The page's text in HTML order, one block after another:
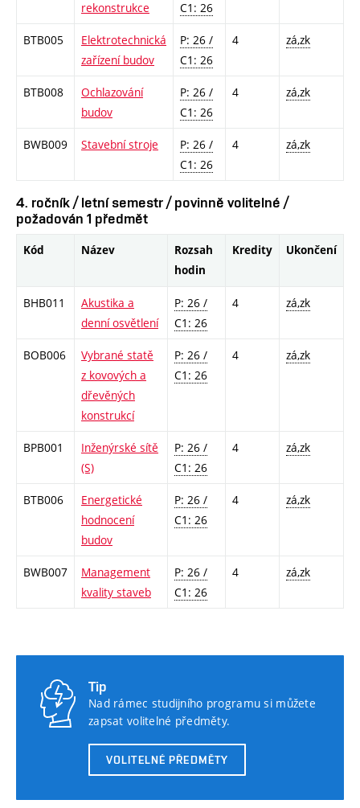
rekonstrukce
C1: 26
BTB005
Elektrotechnická
zařízení budov
P: 26 /
C1: 26
4 zá,zk
BTB008
Ochlazování
budov
P: 26 /
C1: 26
4 zá,zk
BWB009 Stavební stroje
P: 26 /
C1: 26
4 zá,zk
4. ročník / letní semestr / povinně volitelné /
požadován 1 předmět
Kód Název
Rozsah
hodin
Kredity Ukončení
BHB011
Akustika a
denní osvětlení
P: 26 /
C1: 26
4 zá,zk
BOB006
Vybrané statě
z kovových a
dřevěných
konstrukcí
P: 26 /
C1: 26
4 zá,zk
BPB001
Inženýrské sítě
(S)
P: 26 /
C1: 26
4 zá,zk
BTB006
Energetické
hodnocení
budov
P: 26 /
C1: 26
4 zá,zk
BWB007
Management
kvality staveb
P: 26 /
C1: 26
4 zá,zk
Tip
Nad rámec studijního programu si můžete
zapsat volitelné předměty.
VOLITELNÉ PŘEDMĚTY